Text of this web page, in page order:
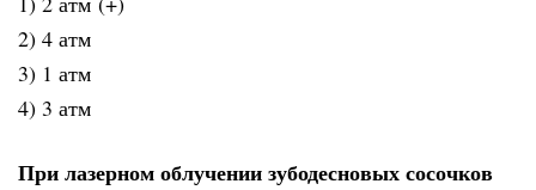
2) 4 атм
3) 1 атм
4) 3 атм
При лазерном облучении зубодесновых сосочков